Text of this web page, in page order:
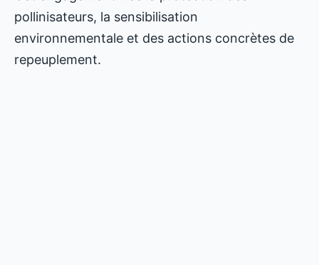
pollinisateurs, la sensibilisation
environnementale et des actions concrètes de
repeuplement.